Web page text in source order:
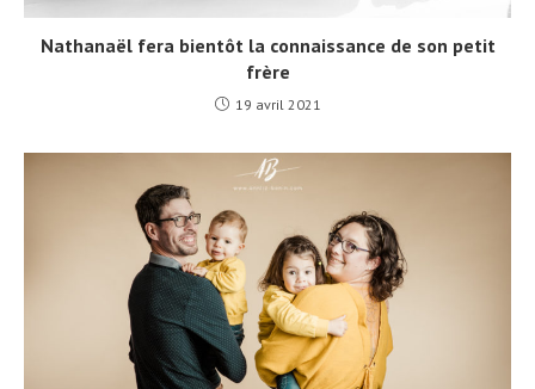
Nathanaël fera bientôt la connaissance de son petit
frère
19 avril 2021